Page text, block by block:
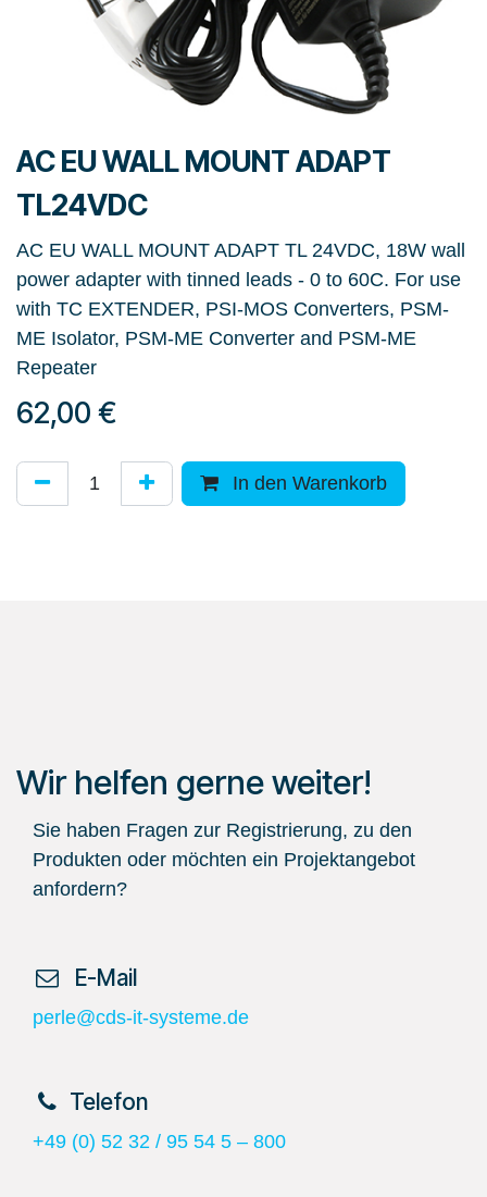
AC EU WALL MOUNT ADAPT
TL24VDC
AC EU WALL MOUNT ADAPT TL 24VDC, 18W wall
power adapter with tinned leads - 0 to 60C. For use
with TC EXTENDER, PSI-MOS Converters, PSM-
ME Isolator, PSM-ME Converter and PSM-ME
Repeater
62,00 €
In den Warenkorb
Wir helfen gerne weiter!
Sie haben Fragen zur Registrierung, zu den
Produkten oder möchten ein Projektangebot
anfordern?
​ E-Mail
perle@cds-it-systeme.de
​Telefon
+49 (0) 52 32 / 95 54 5 – 800